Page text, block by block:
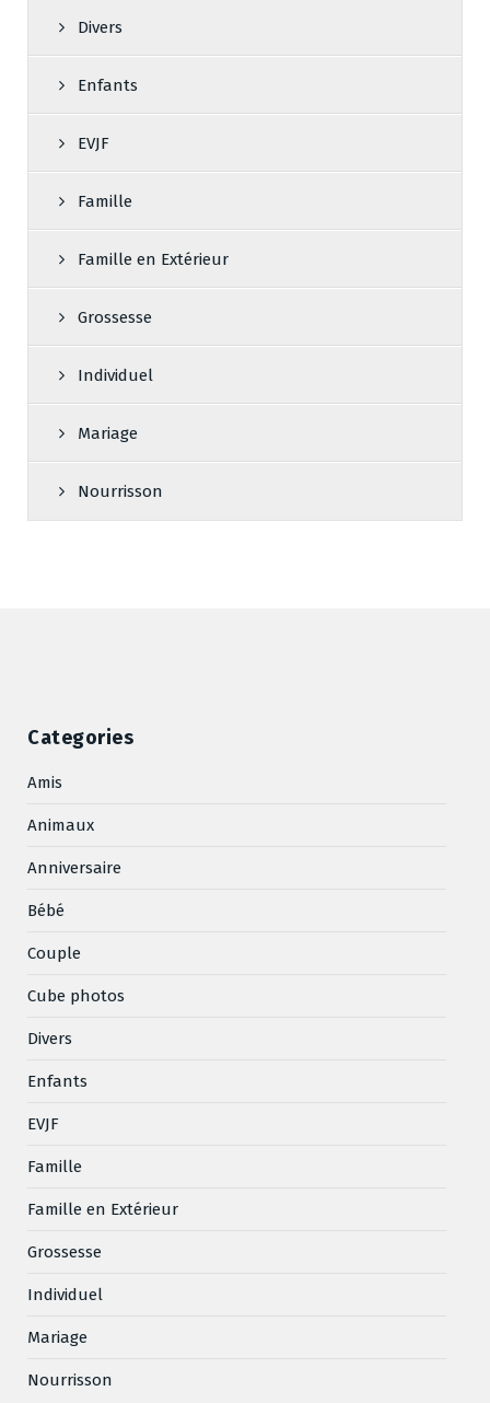
Divers
Enfants
EVJF
Famille
Famille en Extérieur
Grossesse
Individuel
Mariage
Nourrisson
Categories
Amis
Animaux
Anniversaire
Bébé
Couple
Cube photos
Divers
Enfants
EVJF
Famille
Famille en Extérieur
Grossesse
Individuel
Mariage
Nourrisson